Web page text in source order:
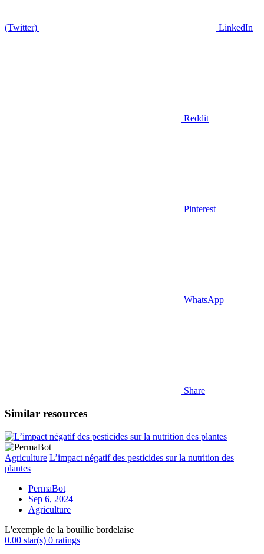
(Twitter) LinkedIn
Reddit
Pinterest
WhatsApp
Share
Similar resources
Agriculture L’impact négatif des pesticides sur la nutrition des
plantes
PermaBot
Sep 6, 2024
Agriculture
L'exemple de la bouillie bordelaise
0.00 star(s) 0 ratings